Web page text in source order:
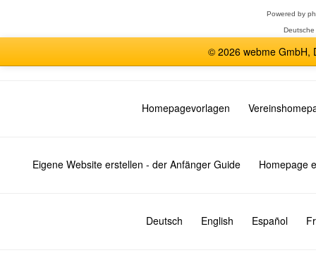
Powered by
© 2026 webme GmbH,
Homepagevorlagen
Eigene Website erstellen - der Anfänger Guide Homepage
Deutsch English Español